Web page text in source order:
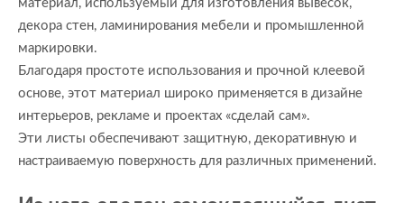
материал, используемый для изготовления вывесок,
декора стен, ламинирования мебели и промышленной
маркировки.
Благодаря простоте использования и прочной клеевой
основе, этот материал широко применяется в дизайне
интерьеров, рекламе и проектах «сделай сам».
Эти листы обеспечивают защитную, декоративную и
настраиваемую поверхность для различных применений.